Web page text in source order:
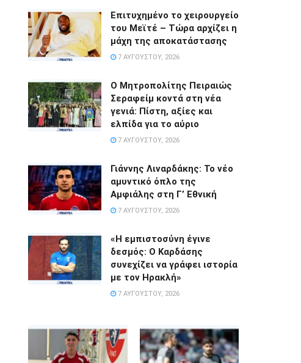
Επιτυχημένο το χειρουργείο
του Μεϊτέ – Τώρα αρχίζει η
μάχη της αποκατάστασης
7 ΑΥΓΟΎΣΤΟΥ, 2026
Ο Μητροπολίτης Πειραιώς
Σεραφείμ κοντά στη νέα
γενιά: Πίστη, αξίες και
ελπίδα για το αύριο
7 ΑΥΓΟΎΣΤΟΥ, 2026
Γιάννης Λιναρδάκης: Το νέο
αμυντικό όπλο της
Αμφιάλης στη Γ’ Εθνική
7 ΑΥΓΟΎΣΤΟΥ, 2026
«Η εμπιστοσύνη έγινε
δεσμός: Ο Καρδάσης
συνεχίζει να γράφει ιστορία
με τον Ηρακλή»
7 ΑΥΓΟΎΣΤΟΥ, 2026